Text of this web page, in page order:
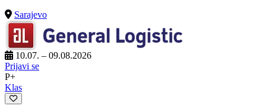
Sarajevo
10.07. – 09.08.2026
Prijavi se
P+
Klas